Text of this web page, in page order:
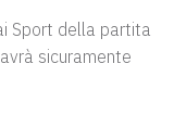
Sport della partita
sicuramente